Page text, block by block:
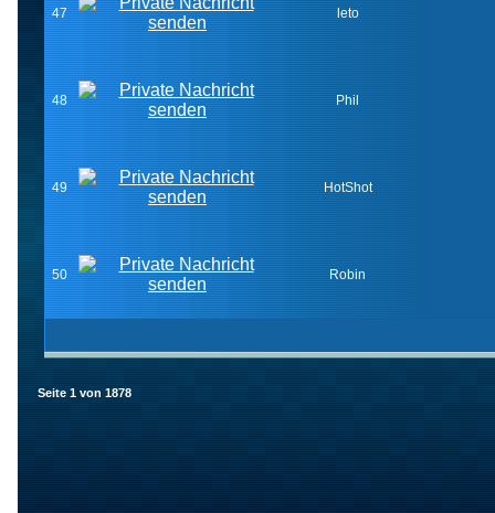
47 leto
48 Phil
49 HotShot
50 Robin
Seite 1 von 1878